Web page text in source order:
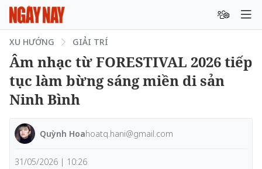
XU HƯỚNG GIẢI TRÍ
Âm nhạc từ FORESTIVAL 2026 tiếp
tục làm bừng sáng miền di sản
Ninh Bình
Quỳnh Hoahoatq.hani@gmail.com
31/05/2026 | 10:26